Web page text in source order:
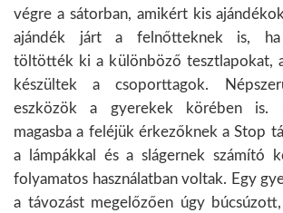
végre a sátorban, amikért kis
ajándék járt a felnőtteknek is, ha
töltötték ki a különböző tesztlapokat,
készültek a csoporttagok.
eszközök a gyerekek körében is.
magasba a feléjük érkezőknek a Stop
a lámpákkal és a slágernek számító
folyamatos használatban voltak. Egy
a távozást megelőzően úgy